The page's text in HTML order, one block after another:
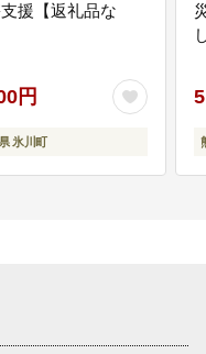
援【返礼品な
円
氷川町